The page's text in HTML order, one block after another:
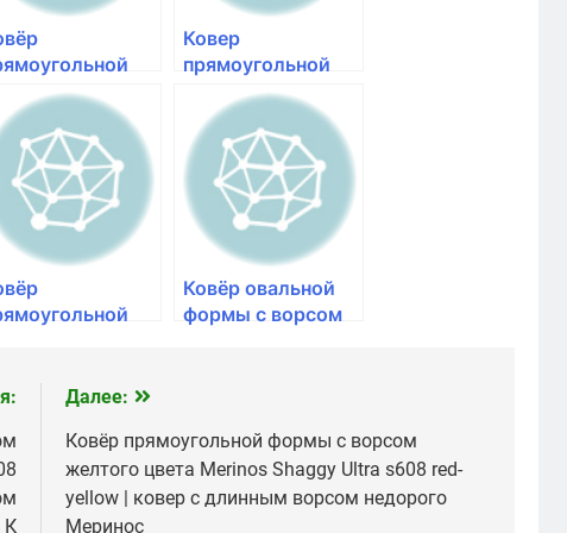
Мерино
Меринос
с ворсом
цвета
Shaggy
s605 blue-
| ковры с
ворсом
Меринос в
Ковер
прямоугольной
формы с ворсом
черного цвета
Меринос Shaggy
Ultra s605 bone-
black | коврики с
высоким ворсом
Merinos в Красн
Shaggy
| купить
с ворсом
в
Ковёр овальной
формы с ворсом
высоким ворсом
Меринос в
Красноярс
К
Далее:
Ковёр прямоугольной формы с ворсом
желтого цвета Merinos Shaggy Ultra s608 red-
yellow | ковер с длинным ворсом недорого
Меринос